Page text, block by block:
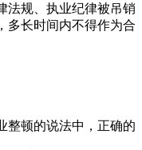
法规、执业纪律被吊销
多长时间内不得作为合
整顿的说法中，正确的